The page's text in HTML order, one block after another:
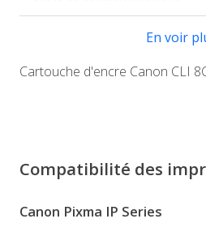
En voir
Cartouche d'encre Canon CLI
Compatibilité des
Canon Pixma IP Series